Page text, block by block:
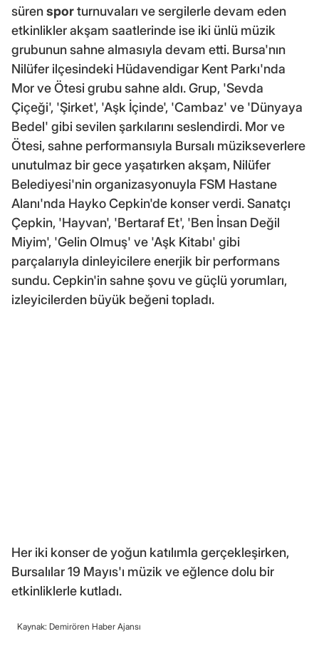
sürensporturnuvaları ve sergilerle devam eden
etkinlikler akşam saatlerinde ise iki ünlü müzik
grubunun sahne almasıyla devam etti. Bursa'nın
Nilüfer ilçesindeki Hüdavendigar Kent Parkı'nda
Mor ve Ötesi grubu sahne aldı. Grup, 'Sevda
Çiçeği', 'Şirket', 'Aşk İçinde', 'Cambaz' ve 'Dünyaya
Bedel' gibi sevilen şarkılarını seslendirdi. Mor ve
Ötesi, sahne performansıyla Bursalı müzikseverlere
unutulmaz bir gece yaşatırken akşam, Nilüfer
Belediyesi'nin organizasyonuyla FSM Hastane
Alanı'nda Hayko Cepkin'de konser verdi. Sanatçı
Çepkin, 'Hayvan', 'Bertaraf Et', 'Ben İnsan Değil
Miyim', 'Gelin Olmuş' ve 'Aşk Kitabı' gibi
parçalarıyla dinleyicilere enerjik bir performans
sundu. Cepkin'in sahne şovu ve güçlü yorumları,
izleyicilerden büyük beğeni topladı.
Her iki konser de yoğun katılımla gerçekleşirken,
Bursalılar 19 Mayıs'ı müzik ve eğlence dolu bir
etkinliklerle kutladı.
Kaynak: Demirören Haber Ajansı